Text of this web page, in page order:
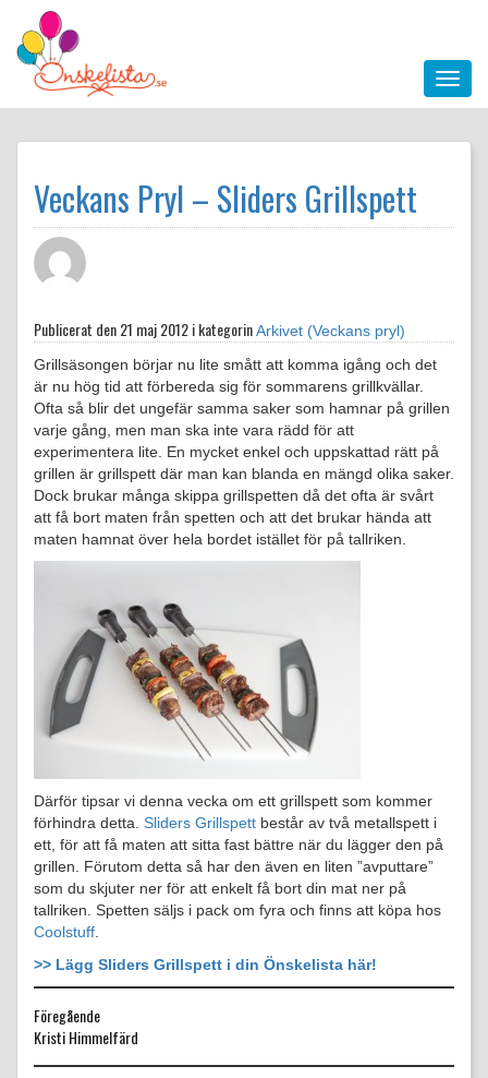
Veckans Pryl – Sliders Grillspett
Publicerat den21 maj 2012 i kategorinArkivet (Veckans pryl)
Grillsäsongen börjar nu lite smått att komma igång och det
är nu hög tid att förbereda sig för sommarens grillkvällar.
Ofta så blir det ungefär samma saker som hamnar på grillen
varje gång, men man ska inte vara rädd för att
experimentera lite. En mycket enkel och uppskattad rätt på
grillen är grillspett där man kan blanda en mängd olika saker.
Dock brukar många skippa grillspetten då det ofta är svårt
att få bort maten från spetten och att det brukar hända att
maten hamnat över hela bordet istället för på tallriken.
Därför tipsar vi denna vecka om ett grillspett som kommer
förhindra detta. Sliders Grillspett består av två metallspett i
ett, för att få maten att sitta fast bättre när du lägger den på
grillen. Förutom detta så har den även en liten ”avputtare”
som du skjuter ner för att enkelt få bort din mat ner på
tallriken. Spetten säljs i pack om fyra och finns att köpa hos
Coolstuff
>> Lägg Sliders Grillspett i din Önskelista här!
Föregående
Föregående
Kristi Himmelfärd